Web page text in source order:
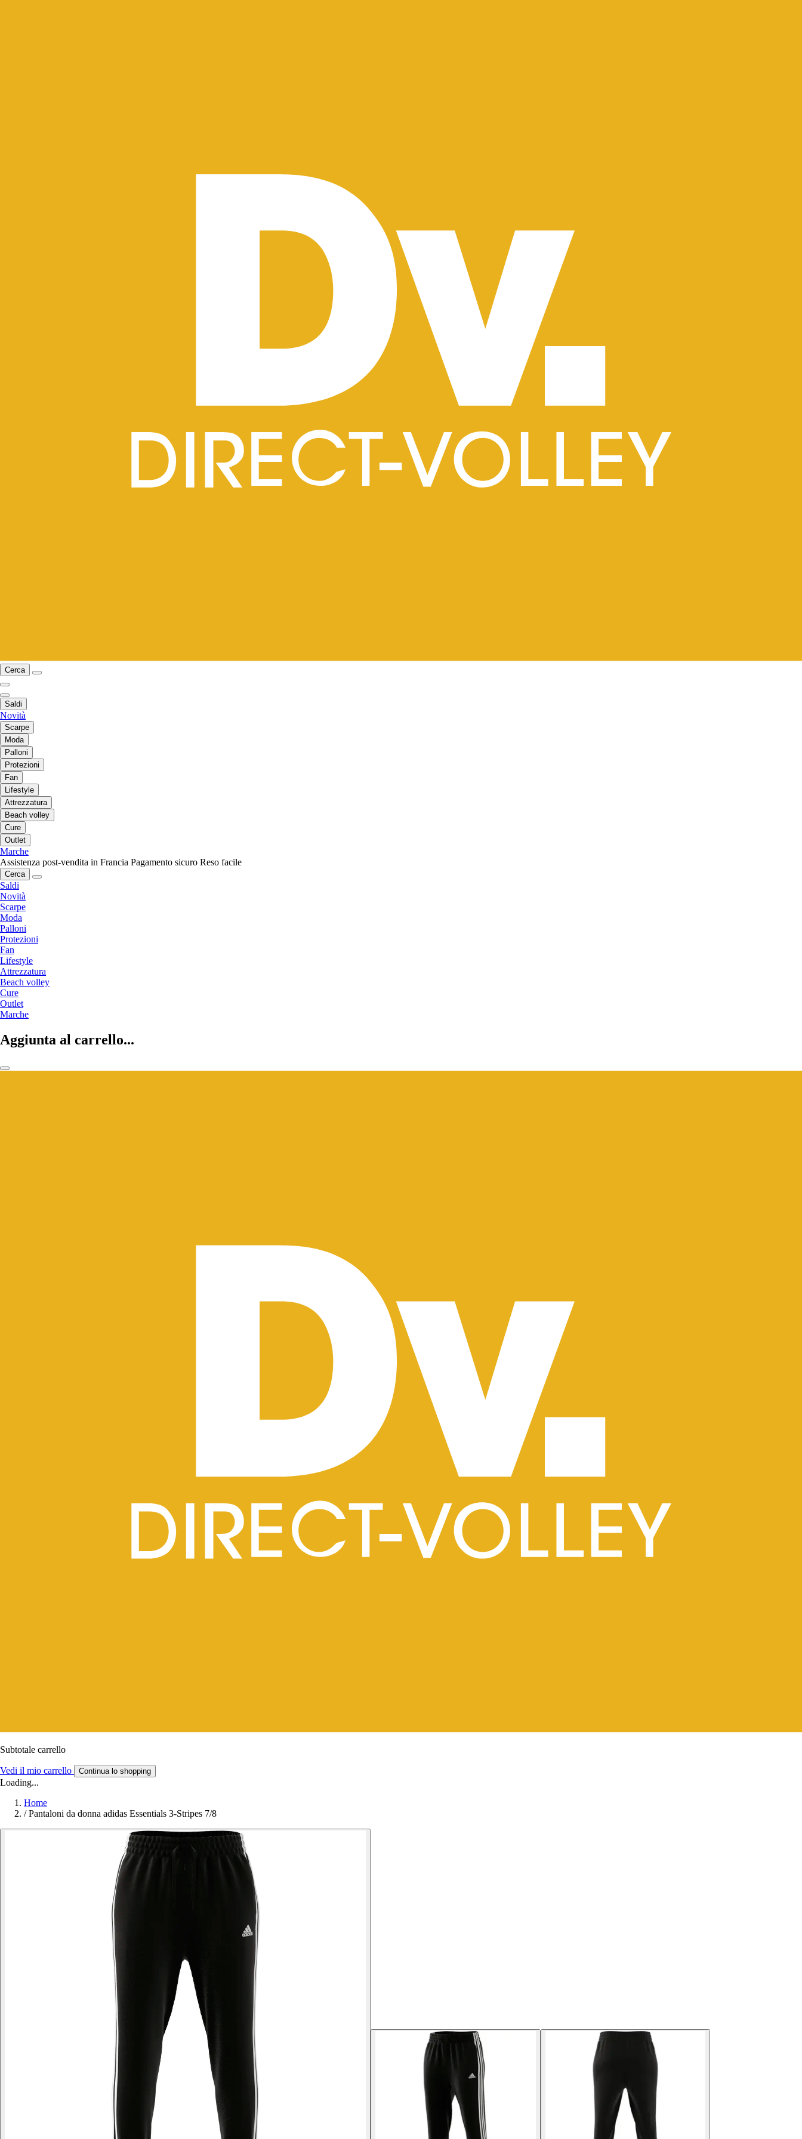
Cerca
Saldi
Novità
Scarpe
Moda
Palloni
Protezioni
Fan
Lifestyle
Attrezzatura
Beach volley
Cure
Outlet
Marche
Assistenza post-vendita in Francia Pagamento sicuro Reso facile
Cerca
Saldi
Novità
Scarpe
Moda
Palloni
Protezioni
Fan
Lifestyle
Attrezzatura
Beach volley
Cure
Outlet
Marche
Aggiunta al carrello...
Subtotale carrello
Vedi il mio carrello Continua lo shopping
Loading...
Home
/ Pantaloni da donna adidas Essentials 3-Stripes 7/8